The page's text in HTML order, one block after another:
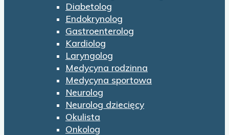
Diabetolog
Endokrynolog
Gastroenterolog
Kardiolog
Laryngolog
Medycyna rodzinna
Medycyna sportowa
Neurolog
Neurolog dziecięcy
Okulista
Onkolog